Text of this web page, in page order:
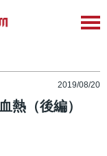
2019/08/20
熱（後編）